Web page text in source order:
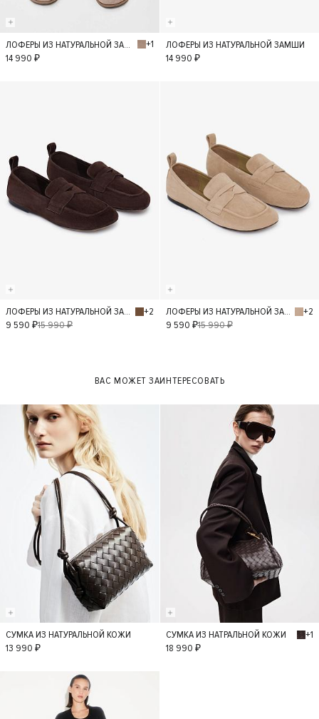
36
ЛОФЕРЫ ИЗ НАТУРАЛЬНОЙ ЗАМШИ
+1
14 990 ₽
36
ЛОФЕРЫ ИЗ НАТУРАЛЬНОЙ ЗАМШИ
14 990 ₽
36 37
ЛОФЕРЫ ИЗ НАТУРАЛЬНОЙ ЗАМШИ
+2
9 590 ₽15 990 ₽ 36 37
ЛОФЕРЫ ИЗ НАТУРАЛЬНОЙ ЗАМШИ
+2
9 590 ₽15 990 ₽
ВАС МОЖЕТ ЗАИНТЕРЕСОВАТЬ
S
СУМКА ИЗ НАТУРАЛЬНОЙ КОЖИ
13 990 ₽
S
СУМКА ИЗ НАТРАЛЬНОЙ КОЖИ
+1
18 990 ₽